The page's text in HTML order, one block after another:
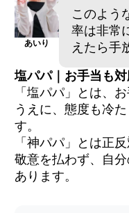
あいり
このよう
率は非常
えたら手
塩パパ｜お手当も
「塩パパ」とは、
うえに、態度も冷
す。
「神パパ」とは正
敬意を払わず、自
あります。